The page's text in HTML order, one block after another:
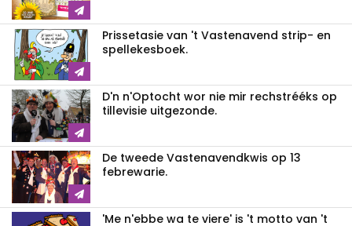
Prissetasie van 't Vastenavend strip- en
spellekesboek.
D'n n'Optocht wor nie mir rechstrééks op
tillevisie uitgezonde.
De tweede Vastenavendkwis op 13
febrewarie.
'Me n'ebbe wa te viere' is 't motto van 't